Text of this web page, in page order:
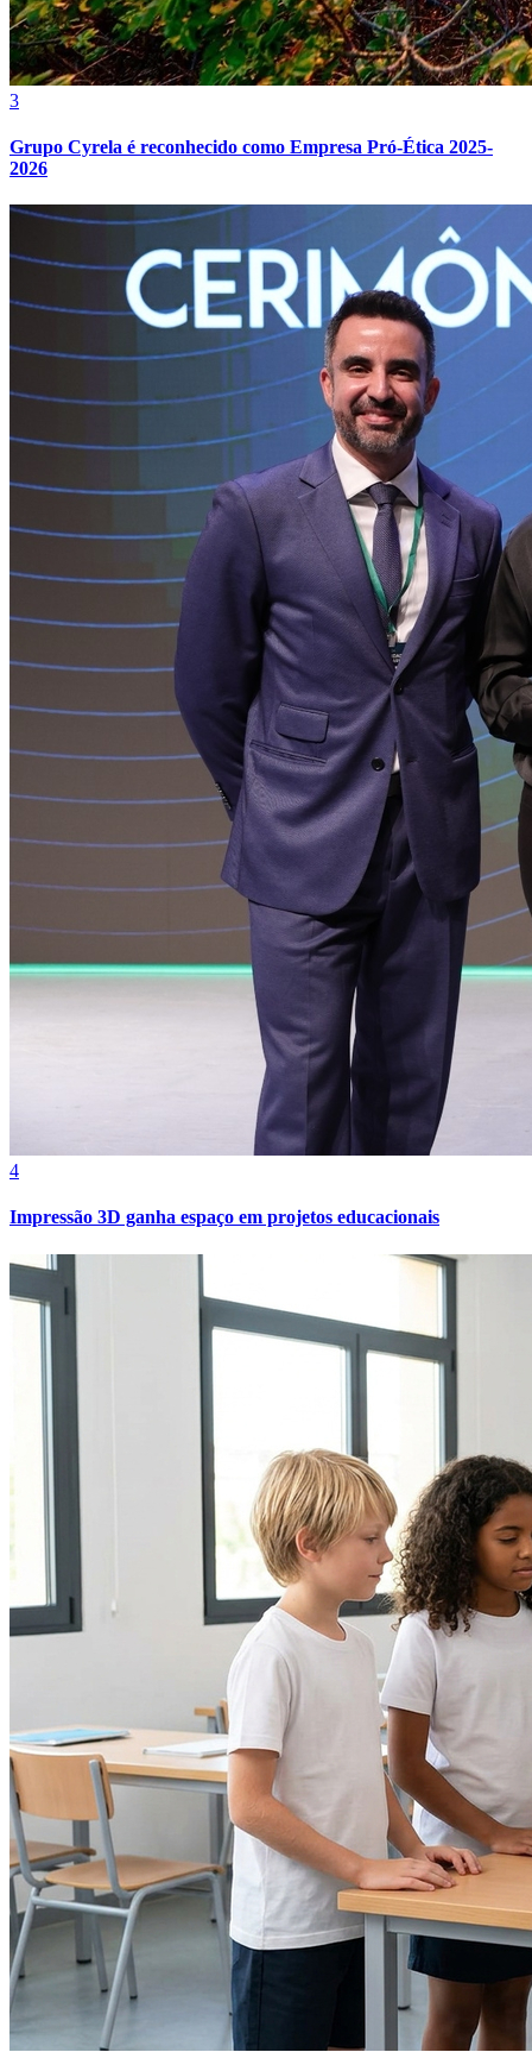
3
Grupo Cyrela é reconhecido como Empresa Pró-Ética 2025-
2026
4
Impressão 3D ganha espaço em projetos educacionais